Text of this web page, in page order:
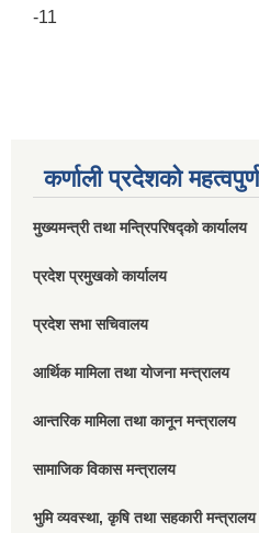
-11
कर्णाली प्रदेशको
मुख्यमन्त्री तथा मन्त्रिपरिषद्को कार्यालय
प्रदेश प्रमुखको कार्यालय
प्रदेश सभा सचिवालय
आर्थिक मामिला तथा योजना मन्त्रालय
आन्तरिक मामिला तथा कानून मन्त्रालय
सामाजिक विकास मन्त्रालय
भुमि व्यवस्था, कृषि तथा सहकारी मन्त्रालय